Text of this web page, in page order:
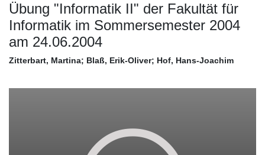
Übung "Informatik II" der Fakultät für
Informatik im Sommersemester 2004
am 24.06.2004
Zitterbart, Martina; Blaß, Erik-Oliver; Hof, Hans-Joachim